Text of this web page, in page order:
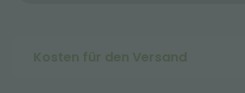
Kosten für den Versand